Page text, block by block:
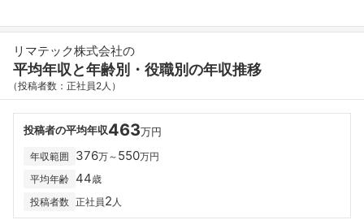
リマテック株式会社の
平均年収と年齢別・役職別の年収推移
（投稿者数：正社員2人）
投稿者の平均年収463万円
年収範囲 376万～ 550万円
平均年齢 44歳
投稿者数 正社員2 人